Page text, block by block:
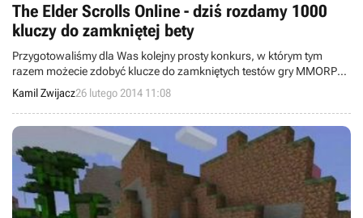
The Elder Scrolls Online - dziś rozdamy 1000
kluczy do zamkniętej bety
Przygotowaliśmy dla Was kolejny prosty konkurs, w którym tym
razem możecie zdobyć klucze do zamkniętych testów gry MMORPG
The Elder Scrolls Online. By dostać się do weekendowej zabawy (od
28 lutego do 3 marca), wystarczy być zarejestrowanym
użytkownikiem naszego serwisu i śledzić specjalną podstronę, na
której do godziny 20:00 rozdawać będziemy kody w kilku partiach.
Kamil Zwijacz26 lutego 2014 11:08